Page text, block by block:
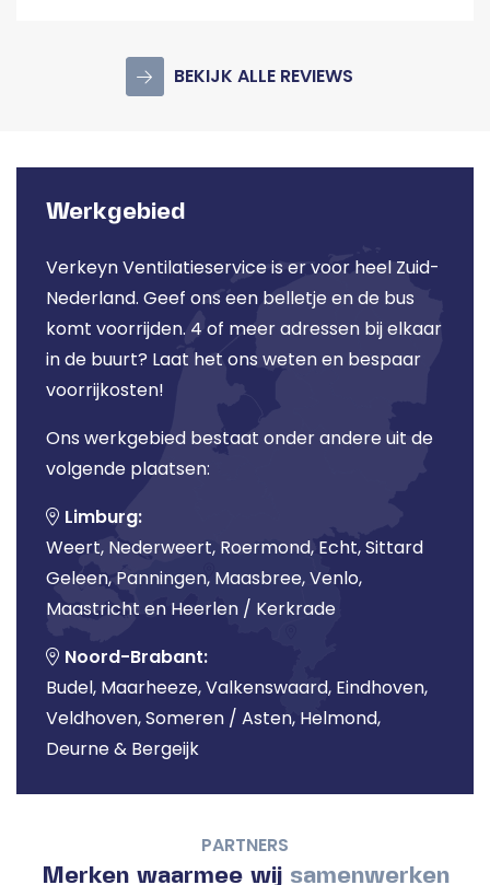
BEKIJK ALLE REVIEWS
Werkgebied
Verkeyn Ventilatieservice is er voor heel Zuid-
Nederland. Geef ons een belletje en de bus
komt voorrijden. 4 of meer adressen bij elkaar
in de buurt? Laat het ons weten en bespaar
voorrijkosten!
Ons werkgebied bestaat onder andere uit de
volgende plaatsen:
Limburg:
Weert, Nederweert, Roermond, Echt, Sittard
Geleen, Panningen, Maasbree, Venlo,
Maastricht en Heerlen / Kerkrade
Noord-Brabant:
Budel, Maarheeze, Valkenswaard, Eindhoven,
Veldhoven, Someren / Asten, Helmond,
Deurne & Bergeijk
PARTNERS
Merken waarmee wij samenwerken